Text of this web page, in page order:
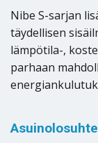
Nibe S-sarjan
täydellisen
lämpötila-,
parhaan